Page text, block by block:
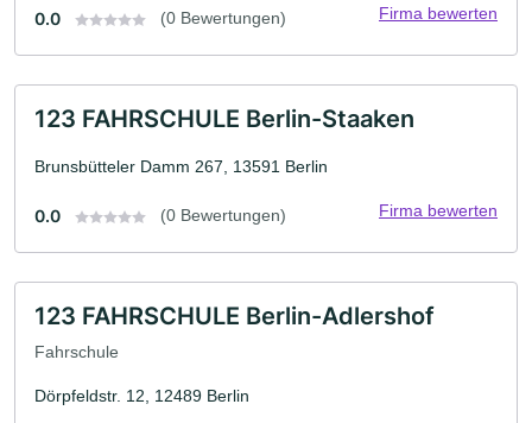
0.0 (0 Bewertungen) Firma bewerten
123 FAHRSCHULE Berlin-Staaken
Brunsbütteler Damm 267, 13591 Berlin
0.0 (0 Bewertungen) Firma bewerten
123 FAHRSCHULE Berlin-Adlershof
Fahrschule
Dörpfeldstr. 12, 12489 Berlin